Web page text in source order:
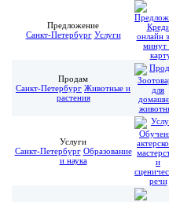
Предложение
Санкт-Петербург Услуги
Продам
Санкт-Петербург Животные и
растения
Услуги
Санкт-Петербург Образование
и наука